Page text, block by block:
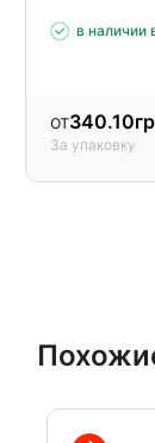
в наличии
от340.10
За упаковку